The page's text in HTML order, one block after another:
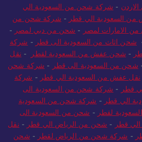
- شركة شحن من السعودية الي
السعودية الي قطر - شركة شحن من
الامارات لمصر - شحن من دبي لمصر -
شحن اثاث من السعودية الى قطر - شركة
- شحن عفش من السعودية لقطر - نقل
شحن من السعودية الى قطر - شركة شحن
نقل عفش من السعودية الي قطر - شركة
قطر - شركة شحن من السعودية الى
الي قطر - شركة شحن من السعودية
لقطر - شحن من السعودية الى
قطر - شحن من الرياض الي قطر - نقل
- شركة شحن من الرياض لقطر - شحن